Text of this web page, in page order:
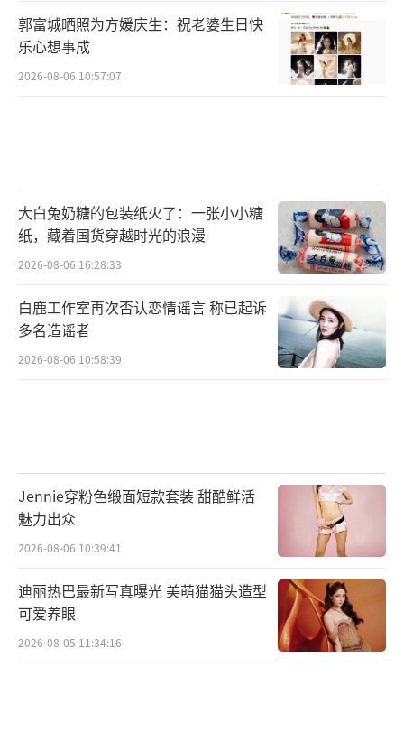
郭富城晒照为方媛庆生：祝老婆生日快
乐心想事成
2026-08-06 10:57:07
大白兔奶糖的包装纸火了：一张小小糖
纸，藏着国货穿越时光的浪漫
2026-08-06 16:28:33
白鹿工作室再次否认恋情谣言 称已起诉
多名造谣者
2026-08-06 10:58:39
Jennie穿粉色缎面短款套装 甜酷鲜活
魅力出众
2026-08-06 10:39:41
迪丽热巴最新写真曝光 美萌猫猫头造型
可爱养眼
2026-08-05 11:34:16